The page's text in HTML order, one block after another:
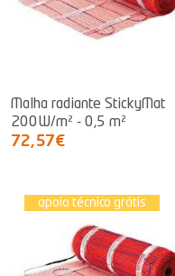
Malha radiante StickyMat
200W/m² - 0,5 m²
72,57€
apoio técnico grátis